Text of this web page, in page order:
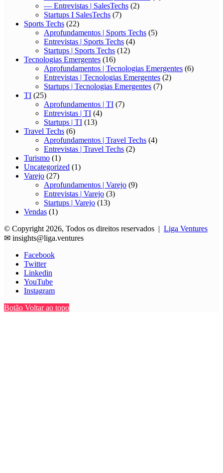
— Entrevistas | SalesTechs (2)
Startups I SalesTechs (7)
Sports Techs (22)
Aprofundamentos | Sports Techs (5)
Entrevistas | Sports Techs (4)
Startups | Sports Techs (12)
Tecnologias Emergentes (16)
Aprofundamentos | Tecnologias Emergentes (6)
Entrevistas | Tecnologias Emergentes (2)
Startups | Tecnologias Emergentes (7)
TI (25)
Aprofundamentos | TI (7)
Entrevistas | TI (4)
Startups | TI (13)
Travel Techs (6)
Aprofundamentos | Travel Techs (4)
Entrevistas | Travel Techs (2)
Turismo (1)
Uncategorized (1)
Varejo (27)
Aprofundamentos | Varejo (9)
Entrevistas | Varejo (3)
Startups | Varejo (13)
Vendas (1)
© Copyright 2026, Todos os direitos reservados | Liga Ventures
✉ insights@liga.ventures
Facebook
Twitter
Linkedin
YouTube
Instagram
Botão Voltar ao topo